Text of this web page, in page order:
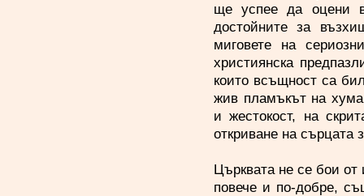
ще успее да оцени в
достойните за
миговете на
християнска
които всъщност са
жив пламъкът на
и жестокост, на
откриване на сърцата
Църквата не се бои
повече и по-добре,